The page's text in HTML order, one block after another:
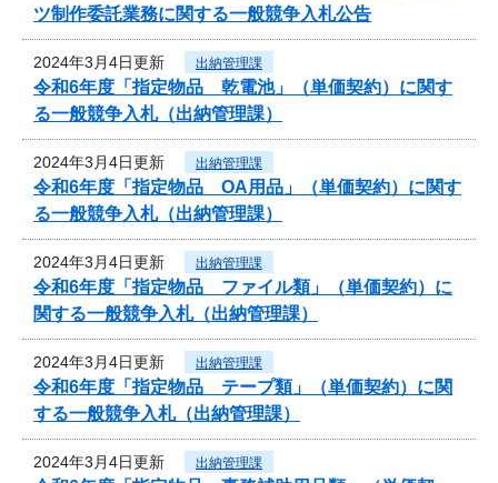
ツ制作委託業務に関する一般競争入札公告
2024年3月4日更新 出納管理課
令和6年度「指定物品 乾電池」（単価契約）に関す
る一般競争入札（出納管理課）
2024年3月4日更新 出納管理課
令和6年度「指定物品 OA用品」（単価契約）に関す
る一般競争入札（出納管理課）
2024年3月4日更新 出納管理課
令和6年度「指定物品 ファイル類」（単価契約）に
関する一般競争入札（出納管理課）
2024年3月4日更新 出納管理課
令和6年度「指定物品 テープ類」（単価契約）に関
する一般競争入札（出納管理課）
2024年3月4日更新 出納管理課